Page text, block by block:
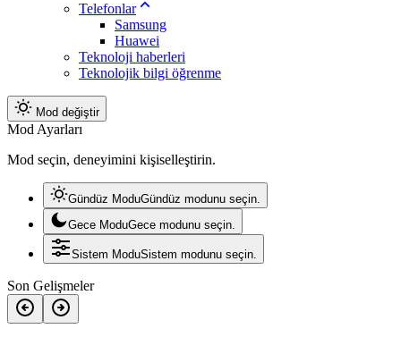
Telefonlar
Samsung
Huawei
Teknoloji haberleri
Teknolojik bilgi öğrenme
Mod değiştir
Mod Ayarları
Mod seçin, deneyimini kişiselleştirin.
Gündüz ModuGündüz modunu seçin.
Gece ModuGece modunu seçin.
Sistem ModuSistem modunu seçin.
Son Gelişmeler